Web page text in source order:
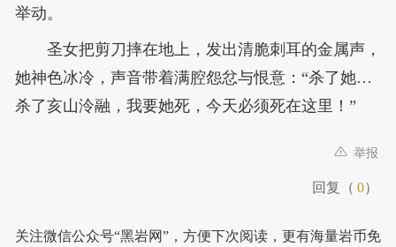
举动。
圣女把剪刀摔在地上，发出清脆刺耳的金属声，
她神色冰冷，声音带着满腔怨忿与恨意：“杀了她…
杀了亥山泠融，我要她死，今天必须死在这里！”
举报
回复（ 0）
关注微信公众号“黑岩网”，方便下次阅读，更有海量岩币免